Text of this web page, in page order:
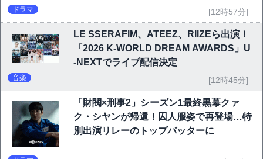
ドラマ [12時57分]
LE SSERAFIM、ATEEZ、RIIZEら出演！
「2026 K-WORLD DREAM AWARDS」U
-NEXTでライブ配信決定
音楽 [12時45分]
「財閥×刑事2」シーズン1最終黒幕クァ
ク・シヤンが帰還！囚人服姿で再登場…特
別出演リレーのトップバッターに